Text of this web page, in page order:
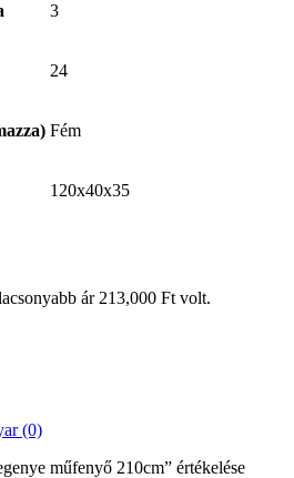
3
24
Fém
120x40x35
ár 213,000 Ft volt.
(0)
műfenyő 210cm” értékelése